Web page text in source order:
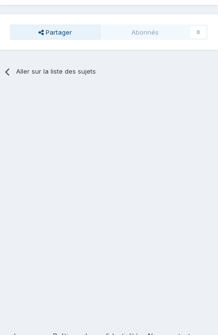
Partager Abonnés 0
Aller sur la liste des sujets